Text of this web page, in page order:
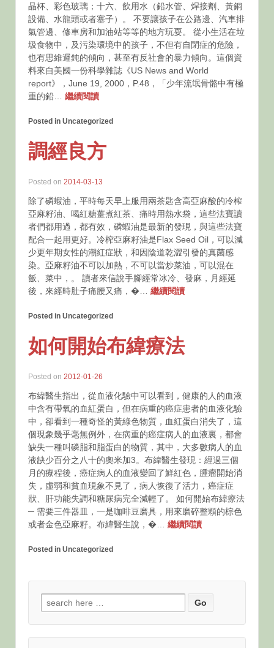
晶杯、彩色玻璃；十六、飲用水（鉛水管、焊接劑、黃銅
設備、水龍頭或者塞子）。 不要讓孩子在公路邊、汽車排
氣管邊、修車房和加油站等等的地方玩耍。 從小生活在垃
圾食物中，及污染環境中的孩子，不但有自閉症的危險，
也有思維遲鈍的傾向，甚至有反社會的暴力傾向。這個資
料來自美國一份科學雜誌《US News and World
report》，June 19, 2000，P.48，「少年流氓骨骼中有極
重的鉛… 繼續閱讀
Posted in Uncategorized
調經良方
Posted on 2014-03-13
除了磷蝦油，平時每天早上服用兩茶匙含高亞麻酸的冷榨
亞麻籽油、喝紅糖薑煮紅茶、痛時用熱水袋，這些法寶讀
者們都用過，都有效，磷蝦油是最新的發現，與這些法寶
配合一起用更好。冷榨亞麻籽油是Flax Seed Oil，可以減
少更年期女性的潮紅症狀，和因陰道乾澀引發的真菌感
染。亞麻籽油不可以加熱，不可以當炒菜油，可以混在
飯、菜中，。 讀者來信說手腳經常冰冷、發麻，月經延
後，來經時肚子痛腰又痛，�… 繼續閱讀
Posted in Uncategorized
如何開始布緯療法
Posted on 2012-01-26
布緯醫生指出，從血液化驗中可以看到，健康的人的血液
中含有帶氧的血紅蛋白，但在病重的癌症患者的血液化驗
中，卻看到一種奇怪的黃綠色物質，血紅蛋白消失了，這
個現象幾乎毫無例外，在病重的癌症病人的血液裏，都會
缺失一種叫磷脂和脂蛋白的物質，其中，大多數病人的血
液缺少百分之八十的奧米加3。布緯醫生發現：經過三個
月的療程後，癌症病人的血液變回了鮮紅色，腫瘤開始消
失，虛弱和貧血現象不見了，病人恢復了活力，癌症症
狀、肝功能失調和糖尿病完全減輕了。 如何開始布緯療法
─ 需要三件器皿，一是咖啡豆磨具，用來磨碎整顆的棕色
或者金色亞麻籽。布緯醫生說，�… 繼續閱讀
Posted in Uncategorized
Search
for: